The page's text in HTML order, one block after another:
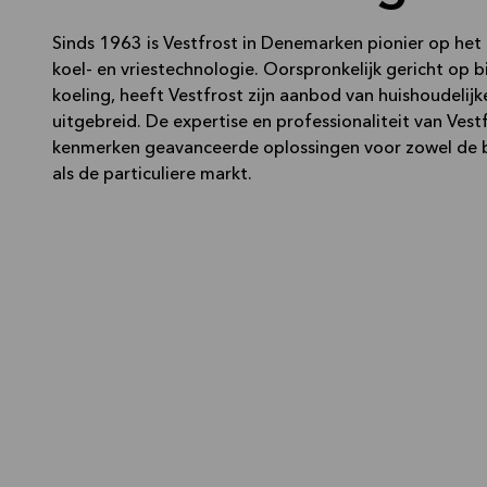
Sinds 1963 is Vestfrost in Denemarken pionier op het
koel- en vriestechnologie. Oorspronkelijk gericht op
koeling, heeft Vestfrost zijn aanbod van
uitgebreid. De expertise en professionaliteit van
kenmerken geavanceerde oplossingen voor zowel de
als de particuliere markt.